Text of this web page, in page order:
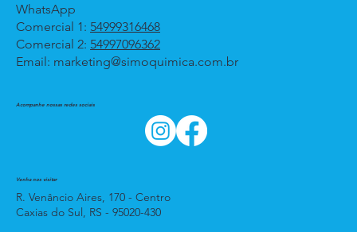
Venha nos visitar
R. Venâncio Aires, 170 - Centro
Caxias do Sul, RS - 95020-430
Acompanhe nossas redes sociais
WhatsApp
Comercial 1: 54999316468
Comercial 2: 54997096362
Email: marketing@simoquimica.com.br